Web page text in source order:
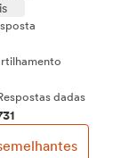
dadas